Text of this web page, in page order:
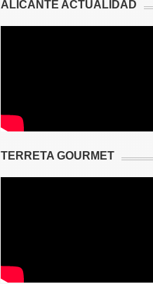
ALICANTE ACTUALIDAD
TERRETA GOURMET